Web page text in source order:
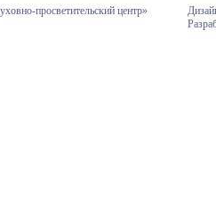
просветительский центр»